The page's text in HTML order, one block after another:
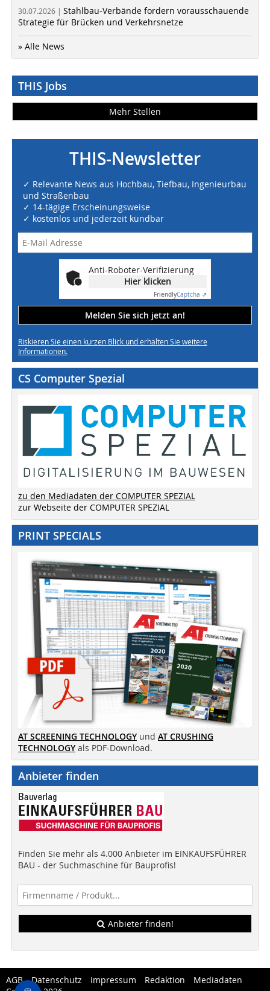
30.07.2026 | Stahlbau-Verbände fordern vorausschauende
Strategie für Brücken und Verkehrsnetze
» Alle News
THIS Jobs
Mehr Stellen
THIS-Newsletter
✓ Relevante News aus Hochbau, Tiefbau, Ingenieurbau
und Straßenbau
✓ 14-tägige Erscheinungsweise
✓ kostenlos und jederzeit kündbar
Anti-Roboter-Verifizierung
Hier klicken
FriendlyCaptcha ⇗
Melden Sie sich jetzt an!
Riskieren Sie einen kurzen Blick und erhalten Sie weitere
Informationen.
CS Computer Spezial
zu den Mediadaten der COMPUTER SPEZIAL
zur Webseite der COMPUTER SPEZIAL
PRINT SPECIALS
AT SCREENING TECHNOLOGY und AT CRUSHING
TECHNOLOGY als PDF-Download.
Anbieter finden
Finden Sie mehr als 4.000 Anbieter im EINKAUFSFÜHRER
BAU - der Suchmaschine für Bauprofis!
Anbieter finden!
AGB Datenschutz Impressum Redaktion
Mediadaten